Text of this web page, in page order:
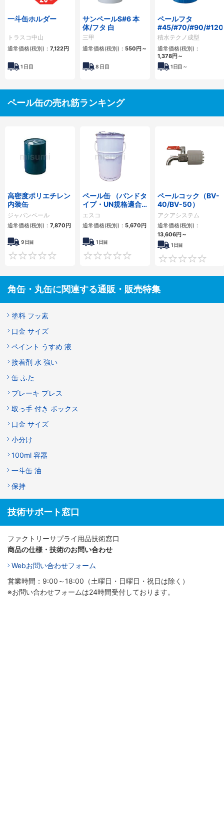
一斗缶ホルダー
トラスコ中山
通常価格(税別)： 7,122円
1 日目
サンペールS#6 本
体/フタ 白
三甲
通常価格(税別)： 550円 ～
8 日目
ペールフタ
#45/#70/#90/#120
積水テクノ成型
通常価格(税別)：
1,378円 ～
1日目～
ペール缶の売れ筋ランキング
高密度ポリエチレン
内装缶
ジャパンペール
通常価格(税別)： 7,870円
9日目
0
ペール缶 （バンドタ
イプ・UN規格適合
品）
エスコ
通常価格(税別)： 5,670円
1日目
0
ペールコック（BV-
40/BV-50）
アクアシステム
通常価格(税別)：
13,606円 ～
1日目
角缶・丸缶に関連する通販・販売特集
塗料 フッ素
口金 サイズ
ペイント うすめ 液
接着剤 水 強い
缶 ふた
ブレーキ プレス
取っ手 付き ボックス
口金 サイズ
小分け
100ml 容器
一斗缶 油
保持
技術サポート窓口
ファクトリーサプライ用品技術窓口
商品の仕様・技術のお問い合わせ
Webお問い合わせフォーム
営業時間：9:00～18:00（土曜日・日曜日・祝日は除く）
※お問い合わせフォームは24時間受付しております。